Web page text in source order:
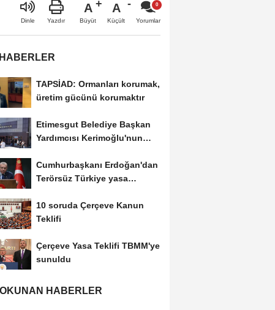
Dinle Yazdır
A
Büyüt
A
Küçült Yorumlar
TAPSİAD: Ormanları korumak,
üretim gücünü korumaktır
Etimesgut Belediye Başkan
Yardımcısı Kerimoğlu'nun
Cumhurbaşkanı Erdoğan'dan
Terörsüz Türkiye yasa
10 soruda Çerçeve Kanun
Teklifi
Çerçeve Yasa Teklifi TBMM'ye
sunuldu
HABERLER